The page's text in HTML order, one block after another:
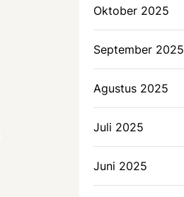
Oktober 2025
September 2025
Agustus 2025
Juli 2025
Juni 2025